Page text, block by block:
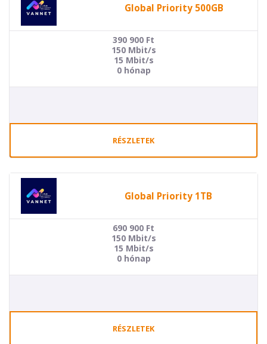
Global Priority 500GB
390 900 Ft
150 Mbit/s
15 Mbit/s
0 hónap
RÉSZLETEK
Global Priority 1TB
690 900 Ft
150 Mbit/s
15 Mbit/s
0 hónap
RÉSZLETEK